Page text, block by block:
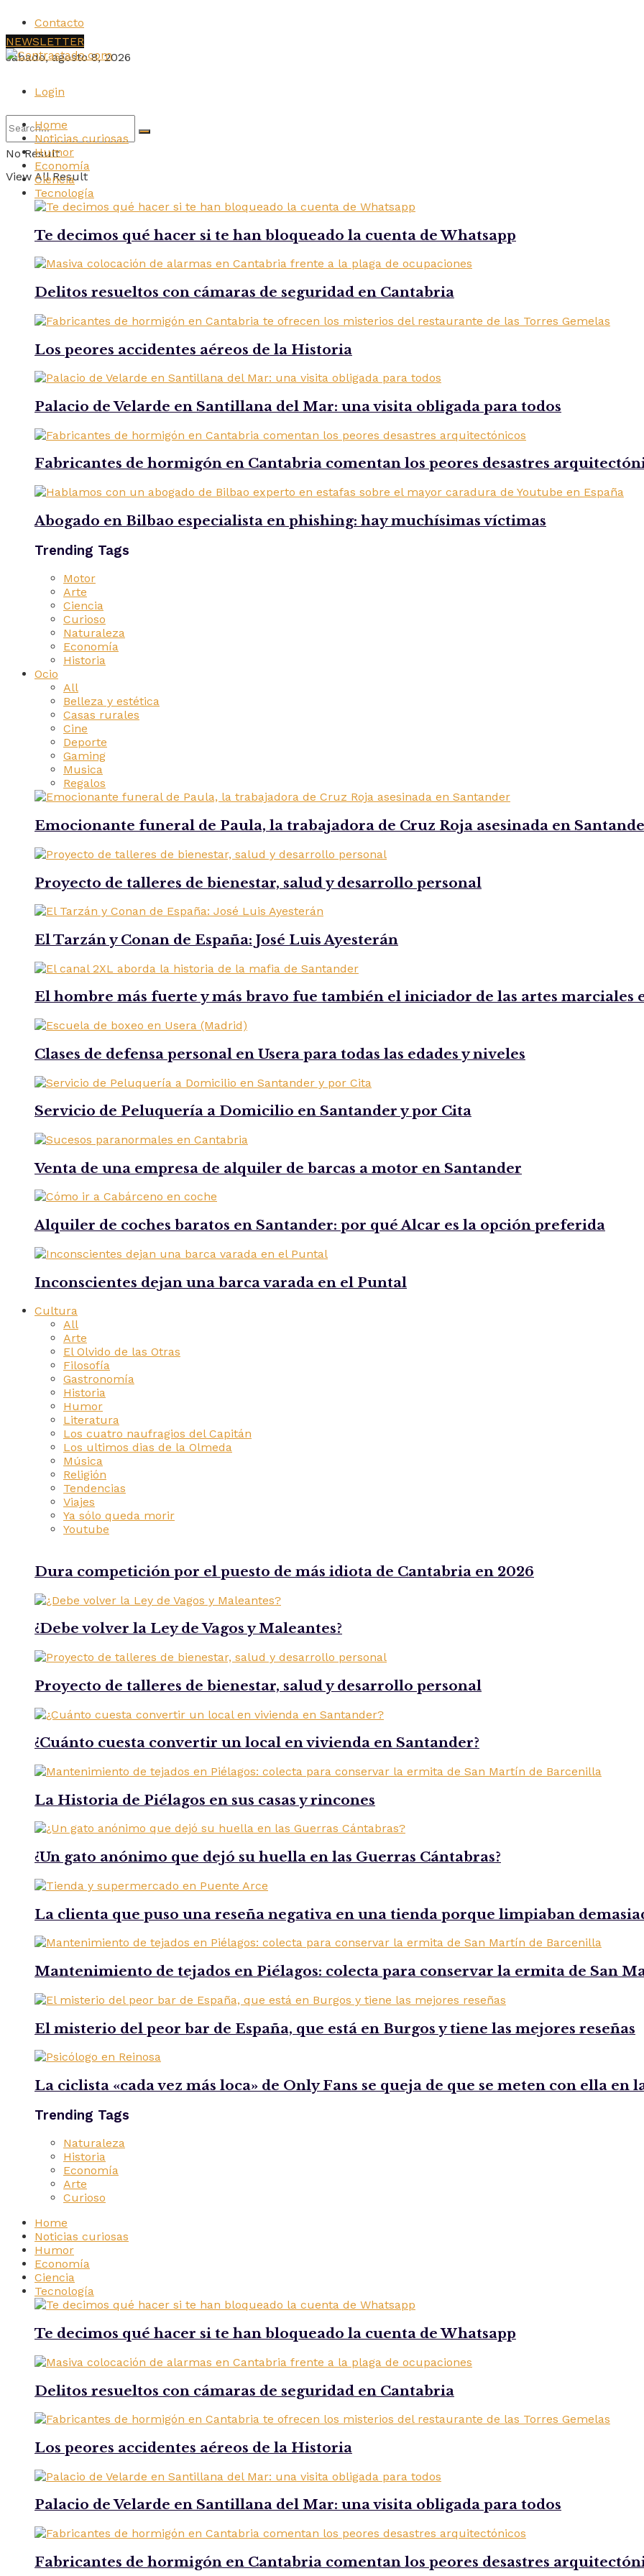
Contacto
sábado, agosto 8, 2026
Login
No Result
View All Result
NEWSLETTER
Home
Noticias curiosas
Humor
Economía
Ciencia
Tecnología
Te decimos qué hacer si te han bloqueado la cuenta de Whatsapp
Delitos resueltos con cámaras de seguridad en Cantabria
Los peores accidentes aéreos de la Historia
Palacio de Velarde en Santillana del Mar: una visita obligada para todos
Fabricantes de hormigón en Cantabria comentan los peores desastres
Abogado en Bilbao especialista en phishing: hay muchísimas víctimas
Trending Tags
Motor
Arte
Ciencia
Curioso
Naturaleza
Economía
Historia
Ocio
All
Belleza y estética
Casas rurales
Cine
Deporte
Gaming
Musica
Regalos
Emocionante funeral de Paula, la trabajadora de Cruz Roja asesinada en
Proyecto de talleres de bienestar, salud y desarrollo personal
El Tarzán y Conan de España: José Luis Ayesterán
El hombre más fuerte y más bravo fue también el iniciador de las artes marciales
Clases de defensa personal en Usera para todas las edades y niveles
Servicio de Peluquería a Domicilio en Santander y por Cita
Venta de una empresa de alquiler de barcas a motor en Santander
Alquiler de coches baratos en Santander: por qué Alcar es la opción preferida
Inconscientes dejan una barca varada en el Puntal
Cultura
All
Arte
El Olvido de las Otras
Filosofía
Gastronomía
Historia
Humor
Literatura
Los cuatro naufragios del Capitán
Los ultimos dias de la Olmeda
Música
Religión
Tendencias
Viajes
Ya sólo queda morir
Youtube
Dura competición por el puesto de más idiota de Cantabria en 2026
¿Debe volver la Ley de Vagos y Maleantes?
Proyecto de talleres de bienestar, salud y desarrollo personal
¿Cuánto cuesta convertir un local en vivienda en Santander?
La Historia de Piélagos en sus casas y rincones
¿Un gato anónimo que dejó su huella en las Guerras Cántabras?
La clienta que puso una reseña negativa en una tienda porque limpiaban
Mantenimiento de tejados en Piélagos: colecta para conservar la ermita de San
El misterio del peor bar de España, que está en Burgos y tiene las mejores reseñas
La ciclista «cada vez más loca» de Only Fans se queja de que se meten con ella en
Trending Tags
Naturaleza
Historia
Economía
Arte
Curioso
Home
Noticias curiosas
Humor
Economía
Ciencia
Tecnología
Te decimos qué hacer si te han bloqueado la cuenta de Whatsapp
Delitos resueltos con cámaras de seguridad en Cantabria
Los peores accidentes aéreos de la Historia
Palacio de Velarde en Santillana del Mar: una visita obligada para todos
Fabricantes de hormigón en Cantabria comentan los peores desastres